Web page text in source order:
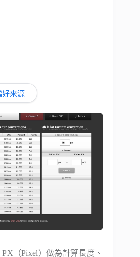
好來源
（Pixel）做為計算長度、